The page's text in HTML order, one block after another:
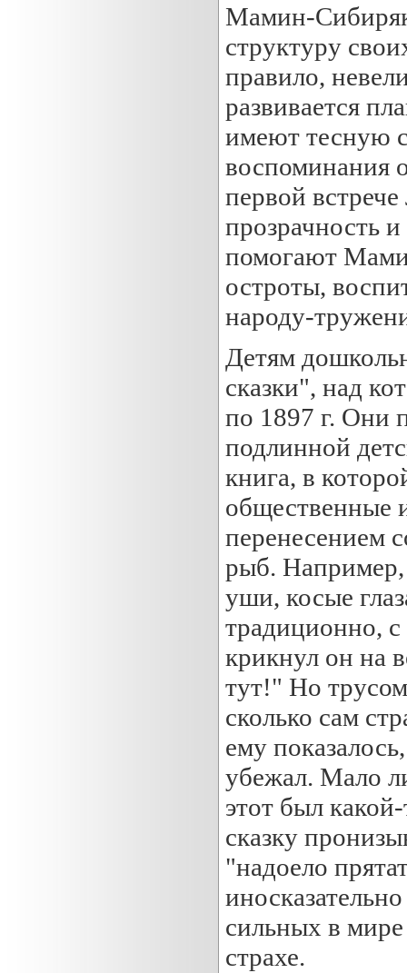
Мамин-Сибиряк
структуру
правило,
развивается
имеют тесную
воспоминания
первой
прозрачность
помогают
остроты,
народу-
Детям
сказки", над
по 1897 г. Они
подлинной
книга, в
общественные
перенесением
рыб. Например,
уши, косые
традиционно,
крикнул он на
тут!" Но
сколько сам
ему
убежал. Мало
этот был
сказку
"надоело
сильных в
страхе.